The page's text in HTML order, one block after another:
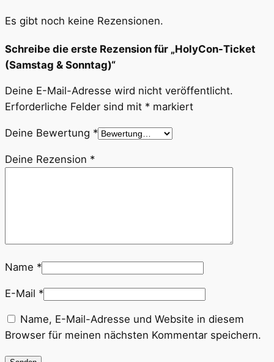
Es gibt noch keine Rezensionen.
Schreibe die erste Rezension für „HolyCon-Ticket
(Samstag & Sonntag)“
Deine E-Mail-Adresse wird nicht veröffentlicht.
Erforderliche Felder sind mit * markiert
Deine Bewertung *
Deine Rezension *
Name *
E-Mail *
Name, E-Mail-Adresse und Website in diesem
Browser für meinen nächsten Kommentar speichern.